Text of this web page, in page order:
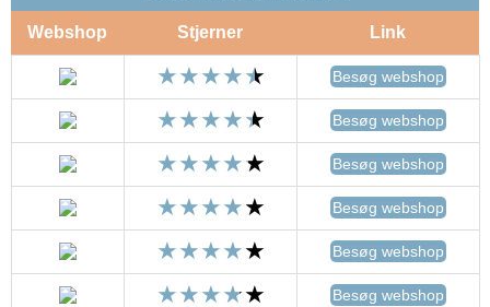
Webshop Stjerner Link
Besøg webshop
Besøg webshop
Besøg webshop
Besøg webshop
Besøg webshop
Besøg webshop